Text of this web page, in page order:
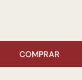
COMPRAR